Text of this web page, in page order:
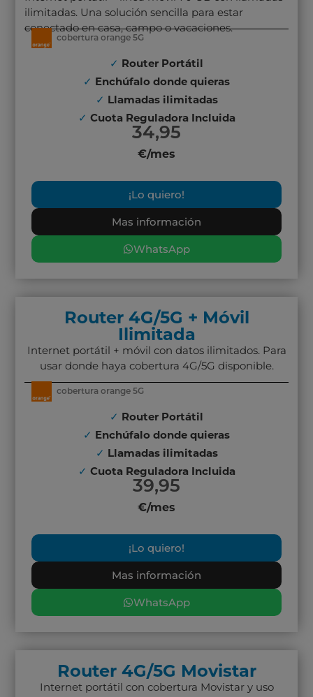
ilimitadas. Una solución sencilla para estar
conectado en casa, campo o vacaciones.
cobertura orange 5G
✓ Router Portátil
✓ Enchúfalo donde quieras
✓ Llamadas ilimitadas
✓ Cuota Reguladora Incluida
34,95
€/mes
¡Lo quiero!
Mas información
WhatsApp
Router 4G/5G + Móvil
Ilimitada
Internet portátil + móvil con datos ilimitados. Para
usar donde haya cobertura 4G/5G disponible.
cobertura orange 5G
✓ Router Portátil
✓ Enchúfalo donde quieras
✓ Llamadas ilimitadas
✓ Cuota Reguladora Incluida
39,95
€/mes
¡Lo quiero!
Mas información
WhatsApp
Router 4G/5G Movistar
Internet portátil con cobertura Movistar y uso